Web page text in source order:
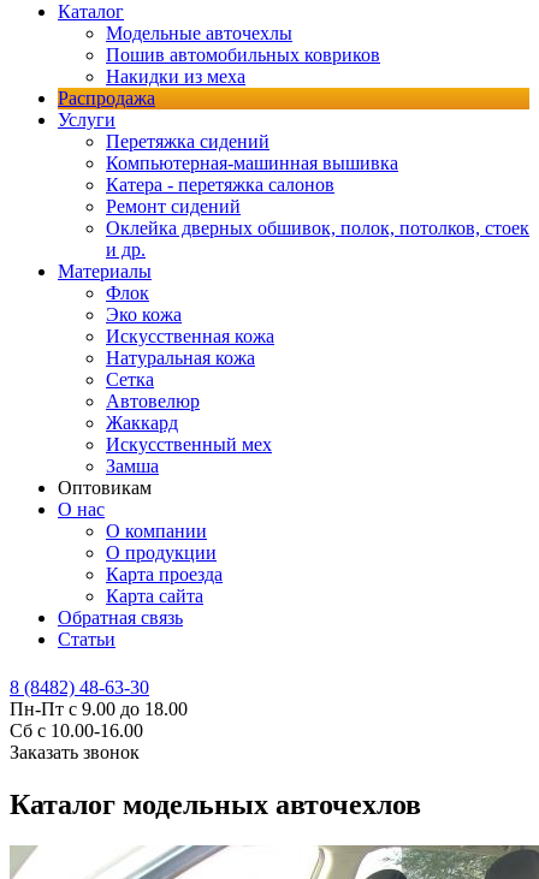
Каталог
Модельные авточехлы
Пошив автомобильных ковриков
Накидки из меха
Распродажа
Услуги
Перетяжка сидений
Компьютерная-машинная вышивка
Катера - перетяжка салонов
Ремонт сидений
Оклейка дверных обшивок, полок, потолков, стоек
и др.
Материалы
Флок
Эко кожа
Искусственная кожа
Натуральная кожа
Сетка
Автовелюр
Жаккард
Искусственный мех
Замша
Оптовикам
О нас
О компании
О продукции
Карта проезда
Карта сайта
Обратная связь
Статьи
8 (8482) 48-63-30
Пн-Пт с 9.00 до 18.00
Сб с 10.00-16.00
Заказать звонок
Каталог модельных авточехлов